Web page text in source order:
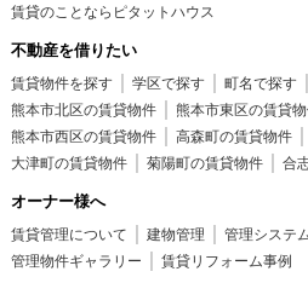
賃貸のことならピタットハウス
不動産を借りたい
賃貸物件を探す 学区で探す 町名で探す
熊本市北区の賃貸物件
熊本市東区の賃貸
熊本市西区の賃貸物件
高森町の賃貸物件
大津町の賃貸物件
菊陽町の賃貸物件 合
オーナー様へ
賃貸管理について 建物管理 管理システ
管理物件ギャラリー
賃貸リフォーム事例